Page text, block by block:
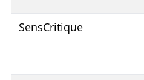
SensCritique